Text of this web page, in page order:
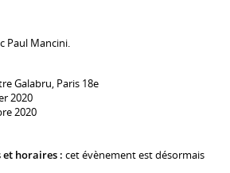
Paul Mancini.
Galabru, Paris 18e
2020
2020
et horaires : cet évènement est désormais